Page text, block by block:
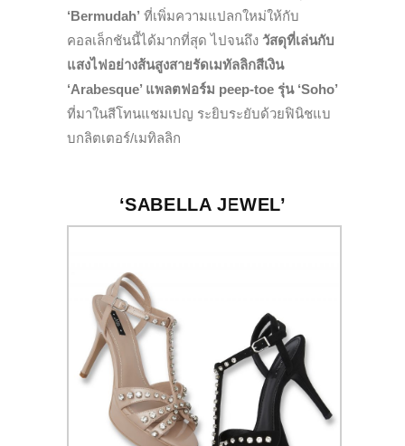
‘Bermudah’ ที่เพิ่มความแปลกใหม่ให้กับ
คอลเล็กชันนี้ได้มากที่สุด ไปจนถึง วัสดุที่เล่นกับ
แสงไฟอย่างส้นสูงสายรัดเมทัลลิกสีเงิน
‘Arabesque’ แพลตฟอร์ม peep-toe รุ่น ‘Soho’
ที่มาในสีโทนแชมเปญ ระยิบระยับด้วยฟินิชแบ
บกลิตเตอร์/เมทิลลิก
‘SABELLA JEWEL’